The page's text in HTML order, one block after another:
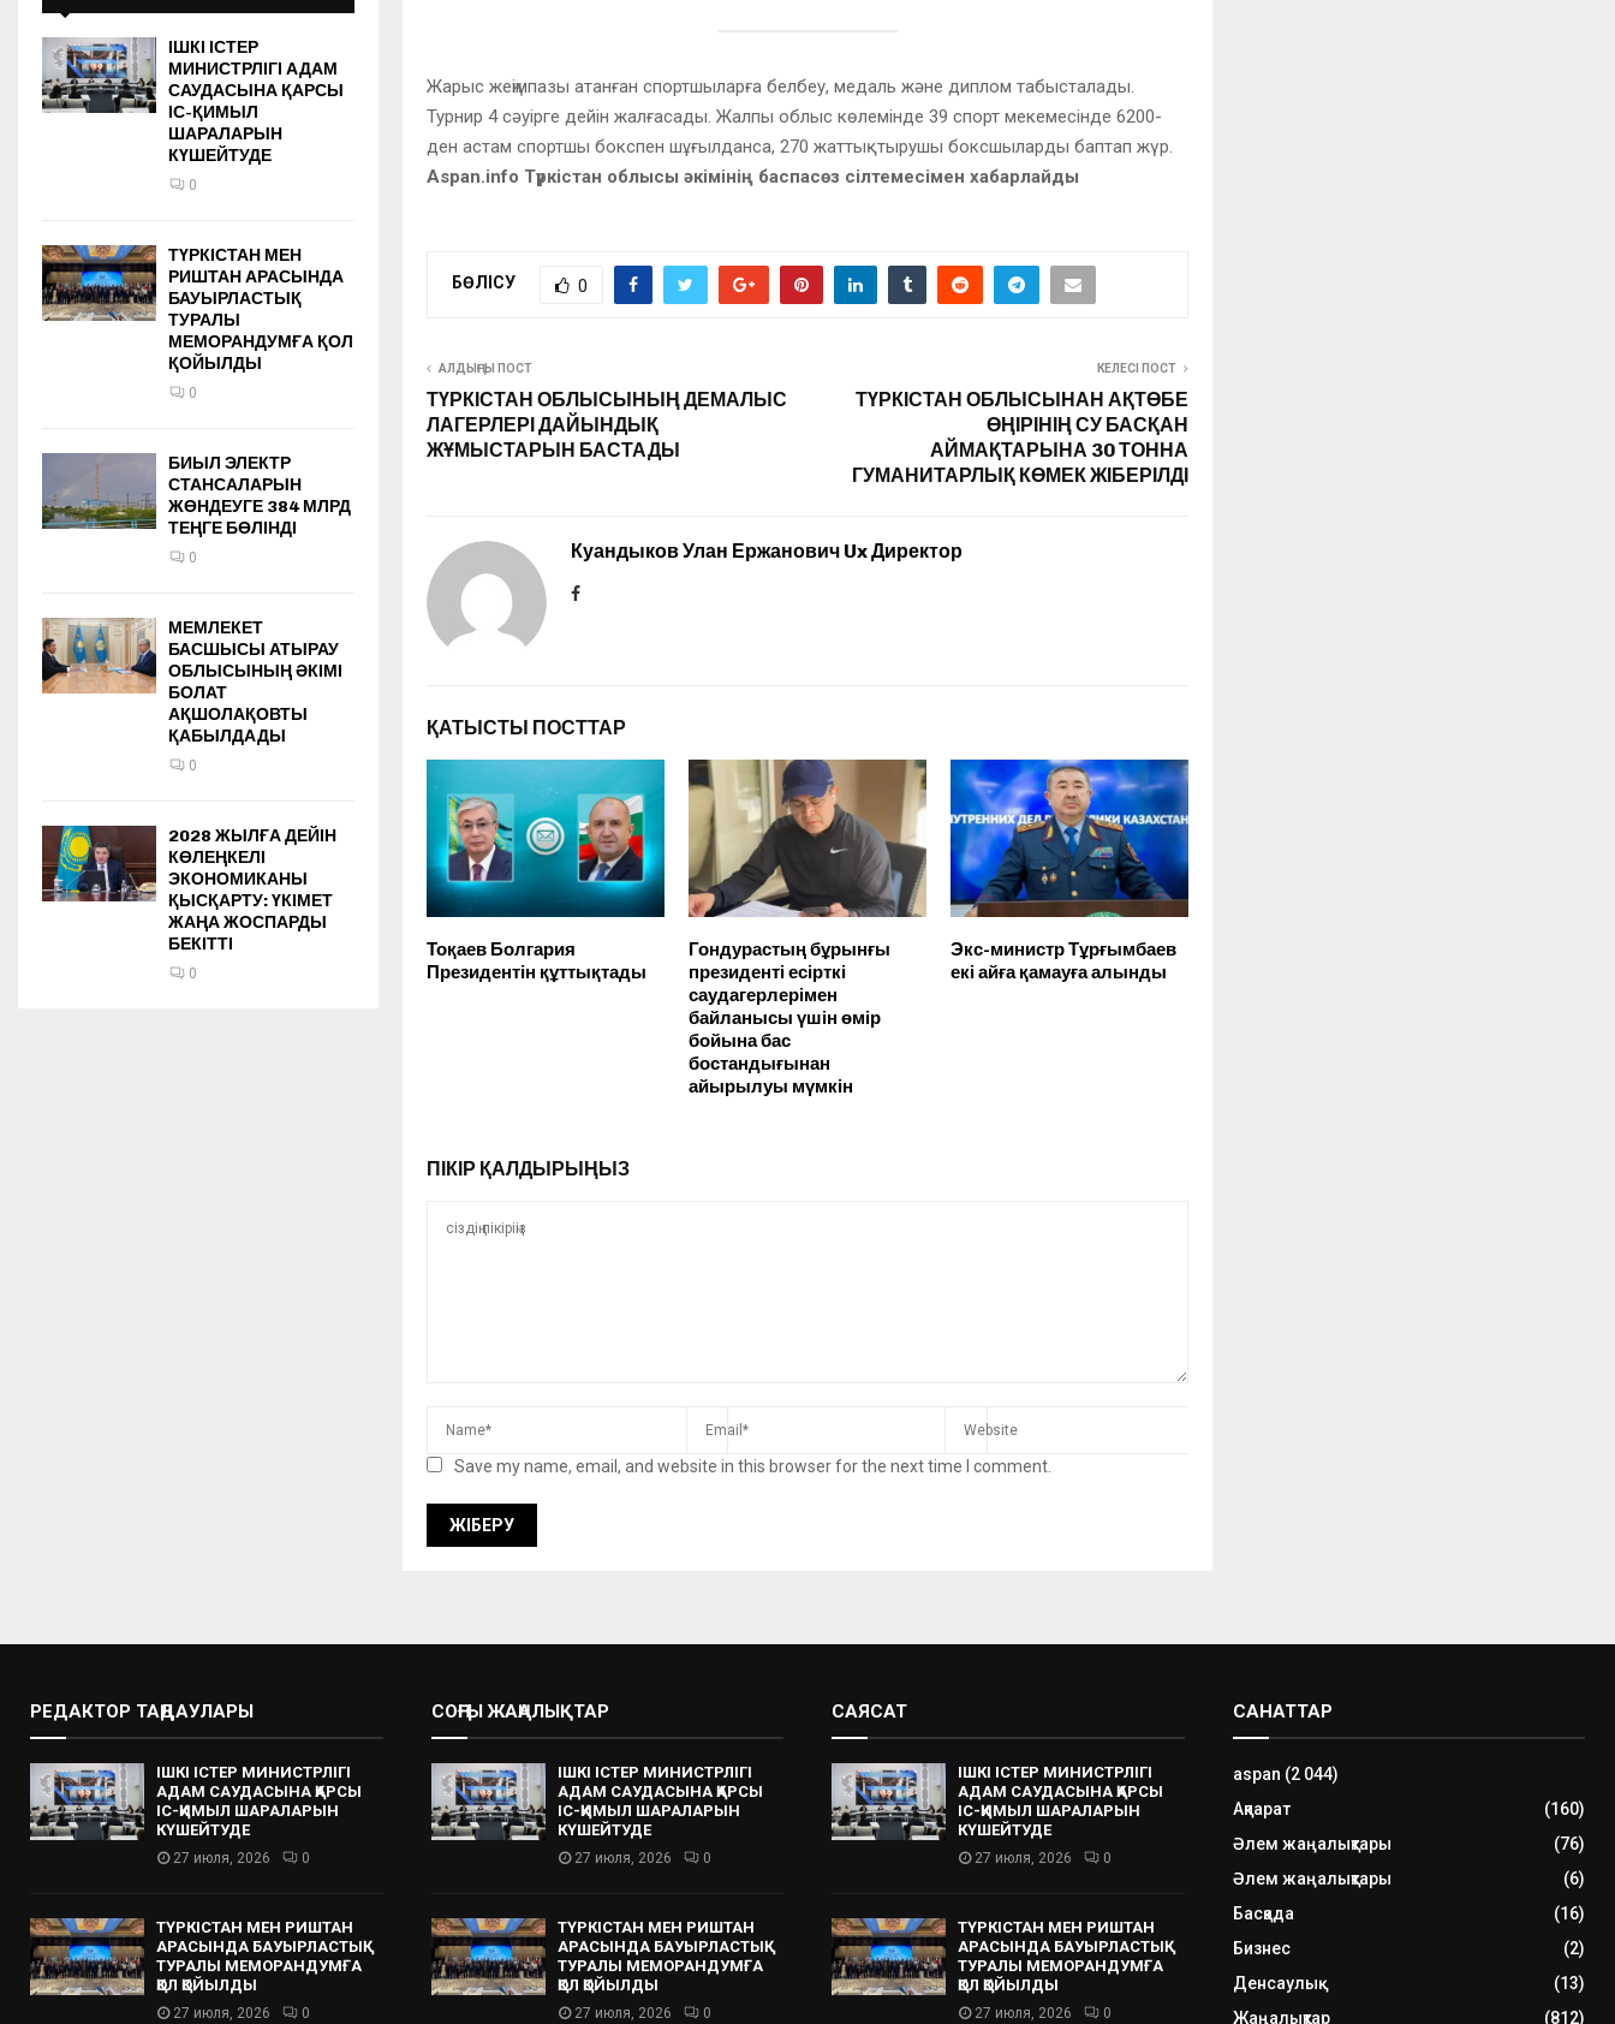
Жарыс жеңімпазы атанған спортшыларға белбеу, медаль және диплом табысталады.
Турнир 4 сәуірге дейін жалғасады. Жалпы облыс көлемінде 39 спорт мекемесінде 6200-
ден астам спортшы бокспен шұғылданса, 270 жаттықтырушы боксшыларды баптап жүр.
Aspan.info Түркістан облысы әкімінің баспасөз сілтемесімен хабарлайды
БӨЛІСУ 0
АЛДЫҢҒЫ ПОСТ
ТҮРКІСТАН ОБЛЫСЫНЫҢ ДЕМАЛЫС
ЛАГЕРЛЕРІ ДАЙЫНДЫҚ
ЖҰМЫСТАРЫН БАСТАДЫ
КЕЛЕСІ ПОСТ
ТҮРКІСТАН ОБЛЫСЫНАН АҚТӨБЕ
ӨҢІРІНІҢ СУ БАСҚАН
АЙМАҚТАРЫНА 30 ТОННА
ГУМАНИТАРЛЫҚ КӨМЕК ЖІБЕРІЛДІ
Куандыков Улан Ержанович Ux Директор
ҚАТЫСТЫ ПОСТТАР
Тоқаев Болгария
Президентін құттықтады
Гондурастың бұрынғы
президенті есірткі
саудагерлерімен
байланысы үшін өмір
бойына бас
бостандығынан
айырылуы мүмкін
Экс-министр Тұрғымбаев
екі айға қамауға алынды
ПІКІР ҚАЛДЫРЫҢЫЗ
Save my name, email, and website in this browser for the next time I comment.
ІШКІ ІСТЕР
МИНИСТРЛІГІ АДАМ
САУДАСЫНА ҚАРСЫ
ІС-ҚИМЫЛ
ШАРАЛАРЫН
КҮШЕЙТУДЕ
0
ТҮРКІСТАН МЕН
РИШТАН АРАСЫНДА
БАУЫРЛАСТЫҚ
ТУРАЛЫ
МЕМОРАНДУМҒА ҚОЛ
ҚОЙЫЛДЫ
0
БИЫЛ ЭЛЕКТР
СТАНСАЛАРЫН
ЖӨНДЕУГЕ 384 МЛРД
ТЕҢГЕ БӨЛІНДІ
0
МЕМЛЕКЕТ
БАСШЫСЫ АТЫРАУ
ОБЛЫСЫНЫҢ ӘКІМІ
БОЛАТ
АҚШОЛАҚОВТЫ
ҚАБЫЛДАДЫ
0
2028 ЖЫЛҒА ДЕЙІН
КӨЛЕҢКЕЛІ
ЭКОНОМИКАНЫ
ҚЫСҚАРТУ: ҮКІМЕТ
ЖАҢА ЖОСПАРДЫ
БЕКІТТІ
0
РЕДАКТОР ТАҢДАУЛАРЫ
ІШКІ ІСТЕР МИНИСТРЛІГІ
АДАМ САУДАСЫНА ҚАРСЫ
ІС-ҚИМЫЛ ШАРАЛАРЫН
КҮШЕЙТУДЕ
27 июля, 2026 0
ТҮРКІСТАН МЕН РИШТАН
АРАСЫНДА БАУЫРЛАСТЫҚ
ТУРАЛЫ МЕМОРАНДУМҒА
ҚОЛ ҚОЙЫЛДЫ
27 июля, 2026 0
СОҢҒЫ ЖАҢАЛЫҚТАР
ІШКІ ІСТЕР МИНИСТРЛІГІ
АДАМ САУДАСЫНА ҚАРСЫ
ІС-ҚИМЫЛ ШАРАЛАРЫН
КҮШЕЙТУДЕ
27 июля, 2026 0
ТҮРКІСТАН МЕН РИШТАН
АРАСЫНДА БАУЫРЛАСТЫҚ
ТУРАЛЫ МЕМОРАНДУМҒА
ҚОЛ ҚОЙЫЛДЫ
27 июля, 2026 0
САЯСАТ
ІШКІ ІСТЕР МИНИСТРЛІГІ
АДАМ САУДАСЫНА ҚАРСЫ
ІС-ҚИМЫЛ ШАРАЛАРЫН
КҮШЕЙТУДЕ
27 июля, 2026 0
ТҮРКІСТАН МЕН РИШТАН
АРАСЫНДА БАУЫРЛАСТЫҚ
ТУРАЛЫ МЕМОРАНДУМҒА
ҚОЛ ҚОЙЫЛДЫ
27 июля, 2026 0
САНАТТАР
aspan (2 044)
Ақпарат
(160)
Әлем жаңалықтары
(76)
Әлем жаңалықтары
(6)
Басқада
(16)
Бизнес
(2)
Денсаулық
(13)
Жаңалықтар
(812)